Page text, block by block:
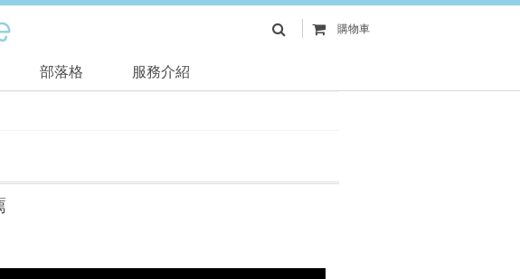
購物車
部落格 服務介紹